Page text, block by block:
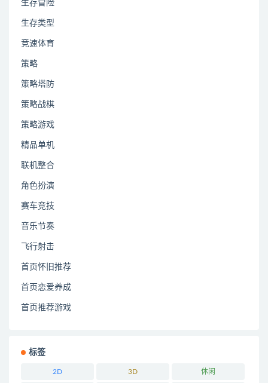
生存冒险
生存类型
竞速体育
策略
策略塔防
策略战棋
策略游戏
精品单机
联机整合
角色扮演
赛车竞技
音乐节奏
飞行射击
首页怀旧推荐
首页恋爱养成
首页推荐游戏
标签
2D 3D 休闲